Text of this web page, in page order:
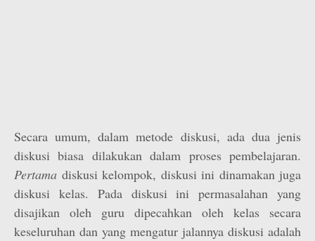
Secara umum, dalam metode diskusi, ada dua jenis
diskusi biasa dilakukan dalam proses pembelajaran.
Pertama diskusi kelompok, diskusi ini dinamakan juga
diskusi kelas. Pada diskusi ini permasalahan yang
disajikan oleh guru dipecahkan oleh kelas secara
keseluruhan dan yang mengatur jalannya diskusi adalah